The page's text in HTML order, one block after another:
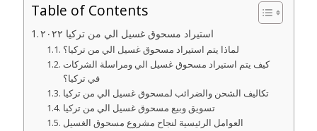
Table of Contents
استيراد مسحوق غسيل الي من تركيا ٢٠٢٢
لماذا يتم استيراد مسحوق غسيل الي من تركيا؟
كيف يتم استيراد مسحوق غسيل الي ومراسلة الشركات
في تركيا؟
تكاليف الشحن والضرائب لمسحوق غسيل الي من تركيا
تسويق وبيع مسحوق غسيل الي من تركيا
العوامل الرئيسية لنجاح مشروع مسحوق الغسيل